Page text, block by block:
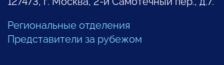
Региональные отделения
Представители за рубежом